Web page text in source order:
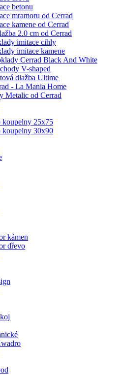
betonu
mramoru od Cerrad
kamene od Cerrad
2.0 cm od Cerrad
imitace cihly
imitace kamene
Cerrad Black And White
V-shaped
dlažba Ultime
- La Mania Home
Metalic od Cerrad
koupelny 25x75
koupelny 30x90
kámen
dřevo